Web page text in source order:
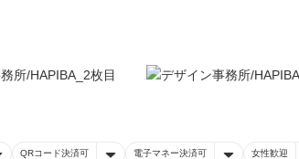
QRコード決済可 電子マネー決済可 女性歓迎